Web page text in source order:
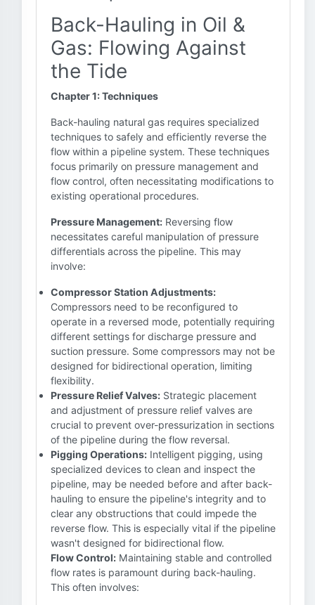
Back-Hauling in Oil &
Gas: Flowing Against
the Tide
Chapter 1: Techniques
Back-hauling natural gas requires specialized
techniques to safely and efficiently reverse the
flow within a pipeline system. These techniques
focus primarily on pressure management and
flow control, often necessitating modifications to
existing operational procedures.
Pressure Management: Reversing flow
necessitates careful manipulation of pressure
differentials across the pipeline. This may
involve:
Compressor Station Adjustments:
Compressors need to be reconfigured to
operate in a reversed mode, potentially requiring
different settings for discharge pressure and
suction pressure. Some compressors may not be
designed for bidirectional operation, limiting
flexibility.
Pressure Relief Valves: Strategic placement
and adjustment of pressure relief valves are
crucial to prevent over-pressurization in sections
of the pipeline during the flow reversal.
Pigging Operations: Intelligent pigging, using
specialized devices to clean and inspect the
pipeline, may be needed before and after back-
hauling to ensure the pipeline's integrity and to
clear any obstructions that could impede the
reverse flow. This is especially vital if the pipeline
wasn't designed for bidirectional flow.
Flow Control: Maintaining stable and controlled
flow rates is paramount during back-hauling.
This often involves: